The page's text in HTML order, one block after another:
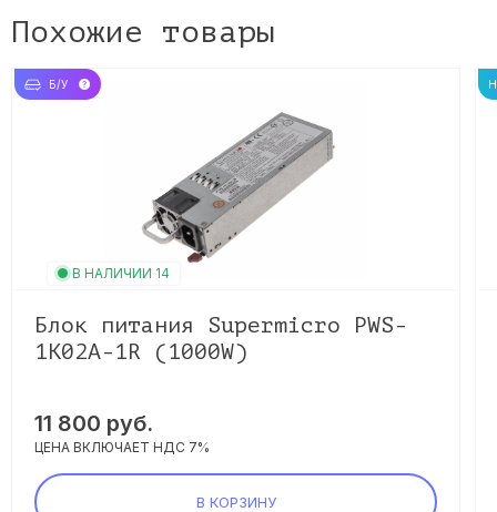
Похожие товары
Б/У
В НАЛИЧИИ 14
Блок питания Supermicro PWS-
1K02A-1R (1000W)
11 800 руб.
ЦЕНА ВКЛЮЧАЕТ НДС 7%
В КОРЗИНУ